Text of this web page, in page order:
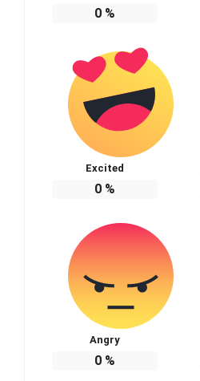
0%
Excited
0%
Angry
0%